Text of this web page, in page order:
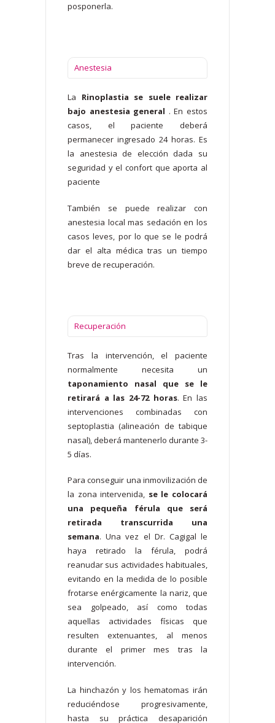
posponerla.
Anestesia
La Rinoplastia se suele realizar
bajo anestesia general . En estos
casos, el paciente deberá
permanecer ingresado 24 horas. Es
la anestesia de elección dada su
seguridad y el confort que aporta al
paciente
También se puede realizar con
anestesia local mas sedación en los
casos leves, por lo que se le podrá
dar el alta médica tras un tiempo
breve de recuperación.
Recuperación
Tras la intervención, el paciente
normalmente necesita un
taponamiento nasal que se le
retirará a las 24-72 horas. En las
intervenciones combinadas con
septoplastia (alineación de tabique
nasal), deberá mantenerlo durante 3-
5 días.
Para conseguir una inmovilización de
la zona intervenida, se le colocará
una pequeña férula que será
retirada transcurrida una
semana. Una vez el Dr. Cagigal le
haya retirado la férula, podrá
reanudar sus actividades habituales,
evitando en la medida de lo posible
frotarse enérgicamente la nariz, que
sea golpeado, así como todas
aquellas actividades físicas que
resulten extenuantes, al menos
durante el primer mes tras la
intervención.
La hinchazón y los hematomas irán
reduciéndose progresivamente,
hasta su práctica desaparición